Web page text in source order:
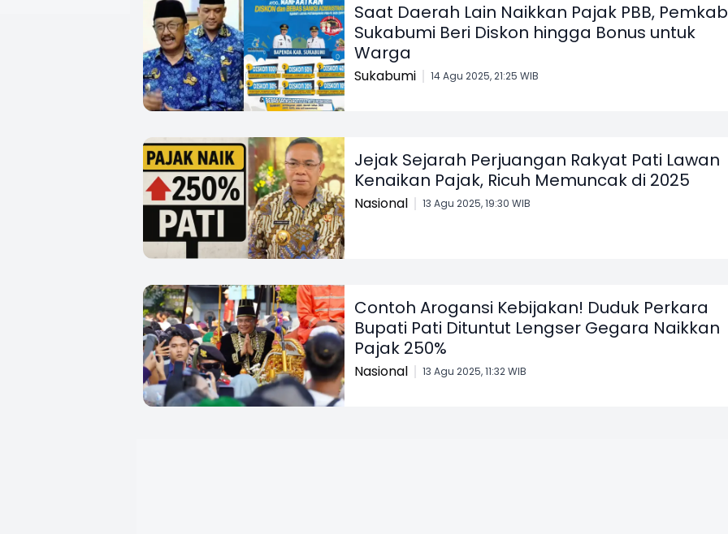
Saat Daerah Lain Naikkan Pajak PBB, Pemkab
Sukabumi Beri Diskon hingga Bonus untuk
Warga
Sukabumi 14 Agu 2025, 21:25 WIB
Jejak Sejarah Perjuangan Rakyat Pati Lawan
Kenaikan Pajak, Ricuh Memuncak di 2025
Nasional 13 Agu 2025, 19:30 WIB
Contoh Arogansi Kebijakan! Duduk Perkara
Bupati Pati Dituntut Lengser Gegara Naikkan
Pajak 250%
Nasional 13 Agu 2025, 11:32 WIB